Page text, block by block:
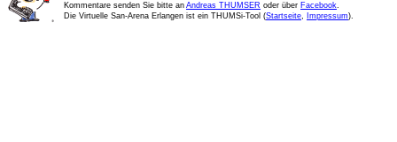
Kommentare senden Sie bitte an Andreas THUMSER oder über Facebook.
Die Virtuelle San-Arena Erlangen ist ein THUMSi-Tool (Startseite, Impressum).